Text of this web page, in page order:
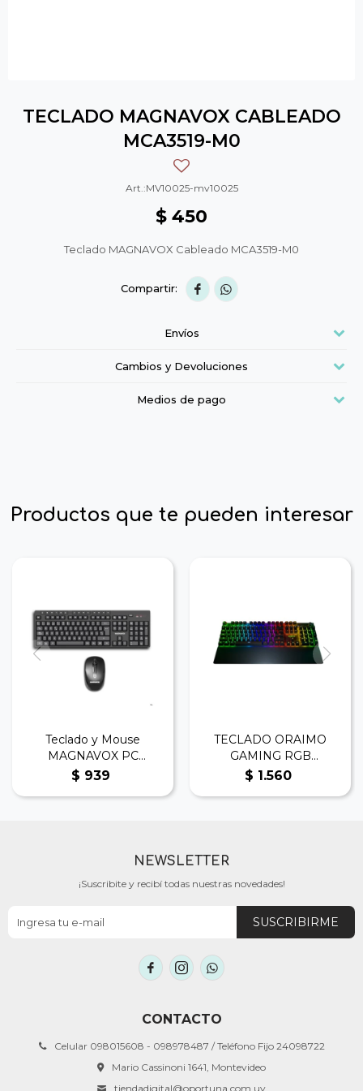
TECLADO MAGNAVOX CABLEADO
MCA3519-M0
MV10025-mv10025
$ 450
Teclado MAGNAVOX Cableado MCA3519-M0
 
Envíos
Cambios y Devoluciones
Medios de pago
Productos que te pueden interesar
Teclado y Mouse
MAGNAVOX PC
MCA6112-M0
$ 939
TECLADO ORAIMO
GAMING RGB
HYPERTYPE
$ 1.560
CONTACTO
Celular 098015608 - 098978487 / Teléfono Fijo 24098722
Mario Cassinoni 1641, Montevideo
tiendadigital@oportuna.com.uy
NEWSLETTER
¡Suscribite y recibí todas nuestras novedades!
SUSCRIBIRME
  